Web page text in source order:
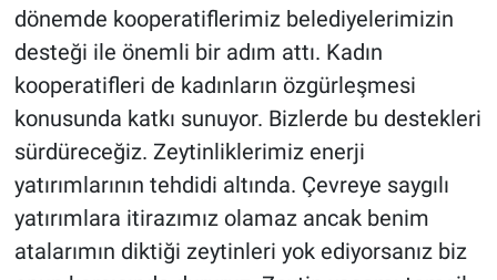
dönemde kooperatiflerimiz belediyelerimizin
desteği ile önemli bir adım attı. Kadın
kooperatifleri de kadınların özgürleşmesi
konusunda katkı sunuyor. Bizlerde bu destekleri
sürdüreceğiz. Zeytinliklerimiz enerji
yatırımlarının tehdidi altında. Çevreye saygılı
yatırımlara itirazımız olamaz ancak benim
atalarımın diktiği zeytinleri yok ediyorsanız biz